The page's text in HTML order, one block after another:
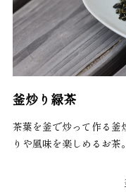
釜炒り緑茶
茶葉を釜で炒って作る釜
りや風味を楽しめるお茶。